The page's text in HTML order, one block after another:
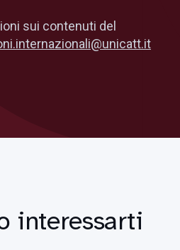
sui contenuti del
interessarti